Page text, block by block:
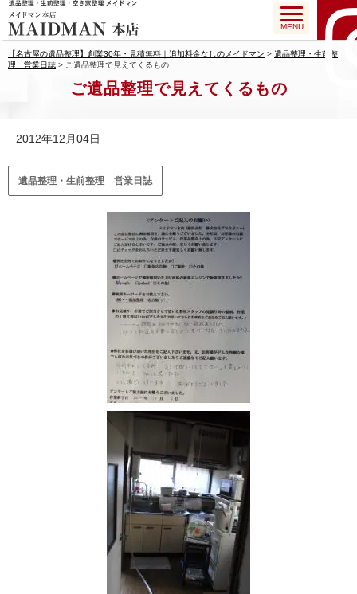
MENU
【名古屋の遺品整理】創業30年・見積無料｜追加料金なしのメイドマン > 遺品整理・生前整
理 営業日誌 > ご遺品整理で見えてくるもの
ご遺品整理で見えてくるもの
2012年12月04日
遺品整理・生前整理 営業日誌